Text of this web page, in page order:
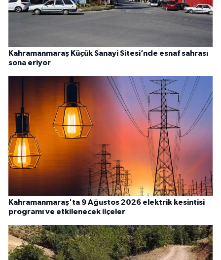
Kahramanmaraş Küçük Sanayi Sitesi’nde esnaf sahrası
sona eriyor
Kahramanmaraş'ta 9 Ağustos 2026 elektrik kesintisi
programı ve etkilenecek ilçeler